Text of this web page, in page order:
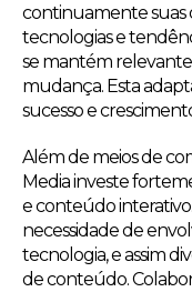
continuamente suas
tecnologias e
se mantém
mudança. Esta
sucesso e
Além de meios de
Media investe
e conteúdo
necessidade de
tecnologia, e assim
de conteúdo.